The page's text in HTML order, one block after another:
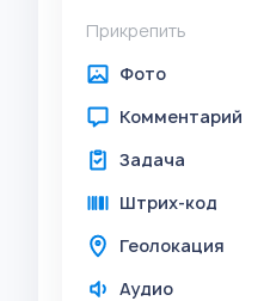
Прикрепить
Фото
Комментарий
Задача
Штрих-код
Геолокация
Аудио